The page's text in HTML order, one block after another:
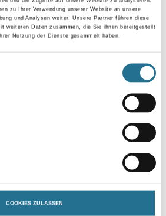
zu Ihrer Verwendung unserer Website an unsere
und Analysen weiter. Unsere Partner führen diese
weiteren Daten zusammen, die Sie ihnen bereitgestellt
Nutzung der Dienste gesammelt haben.
COOKIES ZULASSEN